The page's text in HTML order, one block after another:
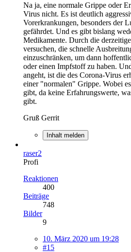
Na ja, eine normale Grippe oder
Virus nicht. Es ist deutlich
Vorerkrankungen, besonders der
gefährdet. Und es gibt bislang
Medikamente. Durch die
versuchen, die schnelle
einzuschränken, um dann
oder einen Impfstoff zu haben.
angeht, ist die des Corona-Virus
einer "normalen" Grippe. Wobei
gibt, da keine Erfahrungswerte,
gibt.
Gruß Gerrit
Inhalt melden
raser2
Profi
Reaktionen
400
Beiträge
748
Bilder
9
10. März 2020 um 19:28
#15